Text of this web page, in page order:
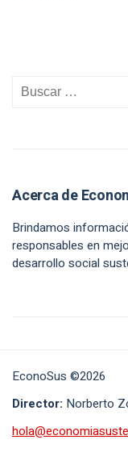
Acerca de
Brindamos
responsables en
desarrollo social
EconoSus ©2026
Director: Norberto